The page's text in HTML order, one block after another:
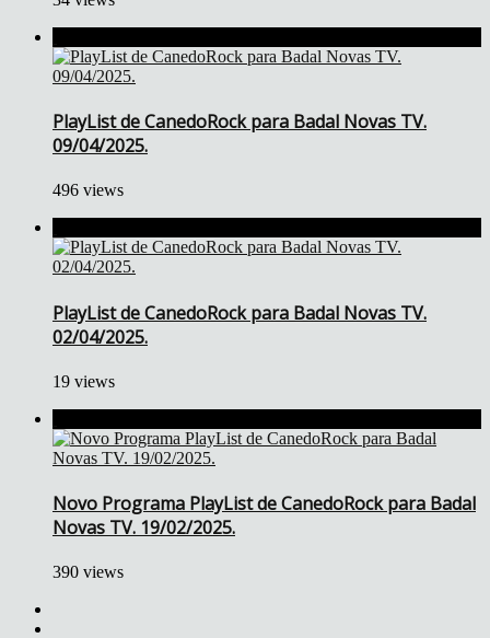
PlayList de CanedoRock para Badal Novas TV.
09/04/2025.
496 views
PlayList de CanedoRock para Badal Novas TV.
02/04/2025.
19 views
Novo Programa PlayList de CanedoRock para Badal
Novas TV. 19/02/2025.
390 views